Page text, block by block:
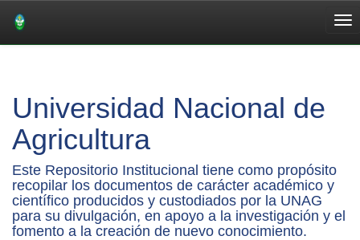
Universidad Nacional de
Agricultura
Este Repositorio Institucional tiene como propósito
recopilar los documentos de carácter académico y
científico producidos y custodiados por la UNAG
para su divulgación, en apoyo a la investigación y el
fomento a la creación de nuevo conocimiento.